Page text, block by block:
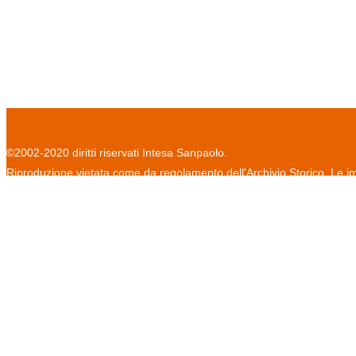
©2002-2020 diritti riservati Intesa Sanpaolo.
Riproduzione vietata come da regolamento dell'Archivio Storico. Le